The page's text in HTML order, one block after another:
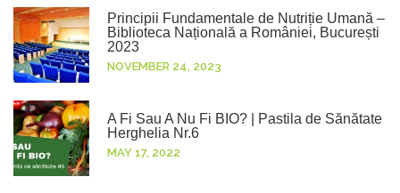
Principii Fundamentale de Nutriție Umană –
Biblioteca Națională a României, București
2023
NOVEMBER 24, 2023
A Fi Sau A Nu Fi BIO? | Pastila de Sănătate
Herghelia Nr.6
MAY 17, 2022